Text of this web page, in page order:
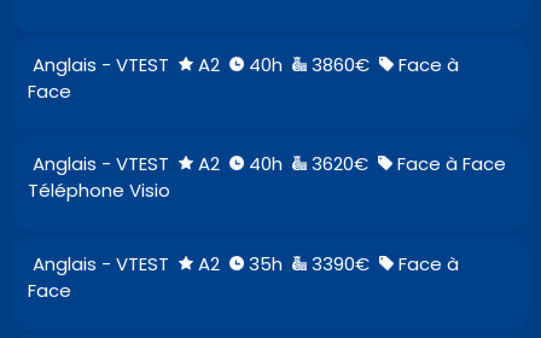
Anglais - VTEST A2 40h 3860€
Face à
Face
Anglais - VTEST A2 40h 3620€
Face à Face
Téléphone Visio
Anglais - VTEST A2 35h 3390€
Face à
Face